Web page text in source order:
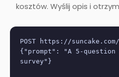
kosztów. Wyślij opis i
POST https://
{"prompt": "A 5-question
survey"}